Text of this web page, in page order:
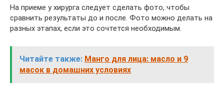
На приеме у хирурга следует сделать фото, чтобы
сравнить результаты до и после. Фото можно делать на
разных этапах, если это сочтется необходимым.
Читайте также: Манго для лица: масло и 9
масок в домашних условиях